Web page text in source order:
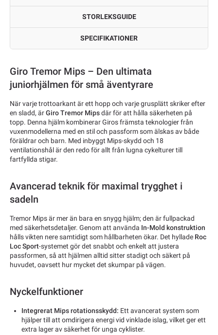
STORLEKSGUIDE
SPECIFIKATIONER
Giro Tremor Mips – Den ultimata
juniorhjälmen för små äventyrare
När varje trottoarkant är ett hopp och varje grusplätt skriker efter
en sladd, ärGiro Tremor Mipsdär för att hålla säkerheten på
topp. Denna hjälm kombinerar Giros främsta teknologier från
vuxenmodellerna med en stil och passform som älskas av både
föräldrar och barn. Med inbyggt Mips-skydd och 18
ventilationshål är den redo för allt från lugna cykelturer till
fartfyllda stigar.
Avancerad teknik för maximal trygghet i
sadeln
Tremor Mips är mer än bara en snygg hjälm; den är fullpackad
med säkerhetsdetaljer. Genom att använda In-Mold konstruktion
hålls vikten nere samtidigt som hållbarheten ökar. Det hyllade Roc
Loc Sport-systemet gör det snabbt och enkelt att justera
passformen, så att hjälmen alltid sitter stadigt och säkert på
huvudet, oavsett hur mycket det skumpar på vägen.
Nyckelfunktioner
Integrerat Mips rotationsskydd: Ett avancerat system som
hjälper till att omdirigera energi vid vinklade islag, vilket ger ett
extra lager av säkerhet för unga cyklister.